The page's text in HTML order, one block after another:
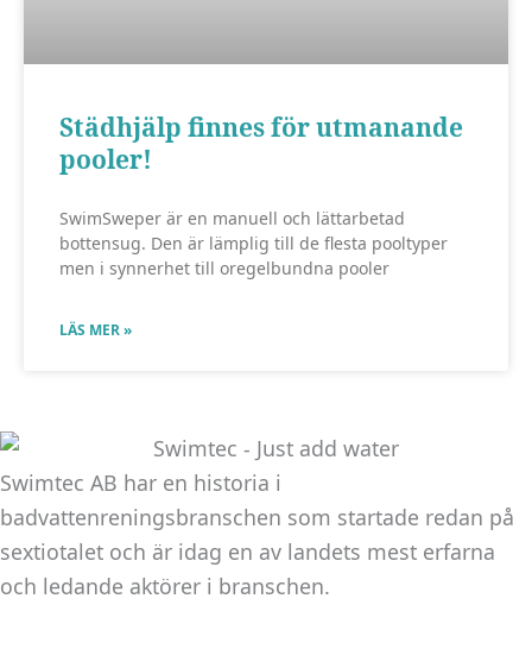
Städhjälp finnes för utmanande
pooler!
SwimSweper är en manuell och lättarbetad
bottensug. Den är lämplig till de flesta pooltyper
men i synnerhet till oregelbundna pooler
LÄS MER »
Swimtec AB har en historia i
badvattenreningsbranschen som startade redan på
sextiotalet och är idag en av landets mest erfarna
och ledande aktörer i branschen.
går inte att
behövs för
att hemsidan
över huvud
fungera.
Statistik
funktionalitet
och
uppbyggnad,
baserat på
hur
hemsidan